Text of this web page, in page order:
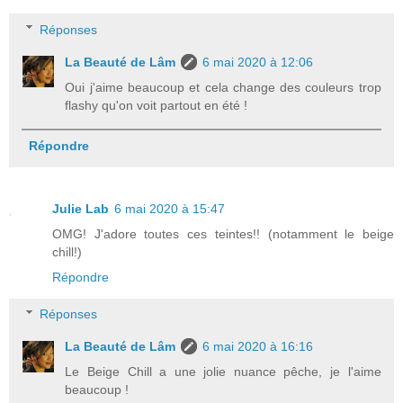
Réponses
La Beauté de Lâm
6 mai 2020 à 12:06
Oui j'aime beaucoup et cela change des couleurs trop
flashy qu'on voit partout en été !
Répondre
Julie Lab 6 mai 2020 à 15:47
OMG! J'adore toutes ces teintes!! (notamment le beige
chill!)
Répondre
Réponses
La Beauté de Lâm
6 mai 2020 à 16:16
Le Beige Chill a une jolie nuance pêche, je l'aime
beaucoup !